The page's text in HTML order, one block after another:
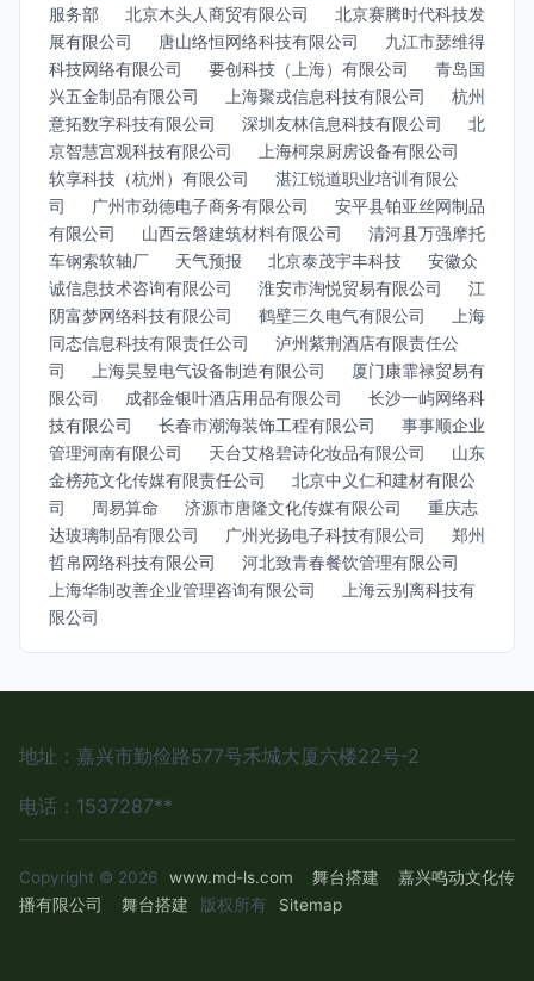
服务部
北京木头人商贸有限公司
北京赛腾时代科技发
展有限公司
唐山络恒网络科技有限公司
九江市瑟维得
科技网络有限公司
要创科技（上海）有限公司
青岛国
兴五金制品有限公司
上海聚戎信息科技有限公司
杭州
意拓数字科技有限公司
深圳友林信息科技有限公司
北
京智慧宫观科技有限公司
上海柯泉厨房设备有限公司
软享科技（杭州）有限公司
湛江锐道职业培训有限公
司
广州市劲德电子商务有限公司
安平县铂亚丝网制品
有限公司
山西云磐建筑材料有限公司
清河县万强摩托
车钢索软轴厂
天气预报 北京泰茂宇丰科技
安徽众
诚信息技术咨询有限公司
淮安市淘悦贸易有限公司
江
阴富梦网络科技有限公司
鹤壁三久电气有限公司
上海
同态信息科技有限责任公司
泸州紫荆酒店有限责任公
司
上海昊昱电气设备制造有限公司
厦门康霏禄贸易有
限公司
成都金银叶酒店用品有限公司
长沙一屿网络科
技有限公司
长春市潮海装饰工程有限公司
事事顺企业
管理河南有限公司
天台艾格碧诗化妆品有限公司
山东
金榜苑文化传媒有限责任公司
北京中义仁和建材有限公
司
周易算命 济源市唐隆文化传媒有限公司
重庆志
达玻璃制品有限公司
广州光扬电子科技有限公司
郑州
哲帛网络科技有限公司
河北致青春餐饮管理有限公司
上海华制改善企业管理咨询有限公司
上海云别离科技有
限公司
地址：嘉兴市勤俭路577号禾城大厦六楼22号-2
电话：1537287**
Copyright © 2026 www.md-ls.com 舞台搭建
嘉兴鸣动文化传
播有限公司
舞台搭建 版权所有 Sitemap